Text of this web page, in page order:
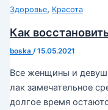
Здоровье, Красота
Как
boska /15.05.2021
Все женщины и
лак замечательное
долгое время